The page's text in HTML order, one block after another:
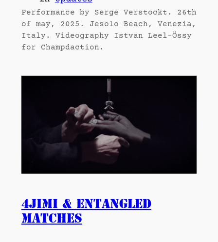
Performance by Serge Verstockt. 26th
of may, 2025. Jesolo Beach, Venezia,
Italy. Videography Istvan Leel-Össy
for Champdaction.
4JIMI & Entangled
Matches